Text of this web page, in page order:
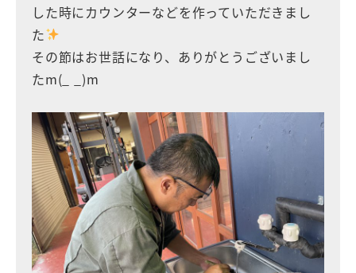
した時にカウンターなどを作っていただきまし
た
その節はお世話になり、ありがとうございまし
たm(_ _)m